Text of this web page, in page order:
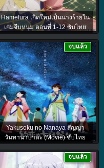
Hamefura เกิดใหม่เป็นนางร้ายใน
เกมจีบหนุ่ม ตอนที่ 1-12 ซับไทย
Yakusoku no Nanaya สัญญา
วันทานาบาตะ (Movie) ซับไทย
จบแล้ว
จบแล้ว